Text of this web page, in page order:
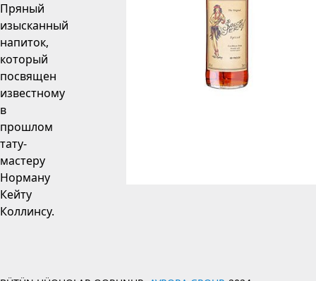
Пряный
изысканный
напиток,
который
посвящен
известному
в
прошлом
тату-
мастеру
Норману
Кейту
Коллинсу.